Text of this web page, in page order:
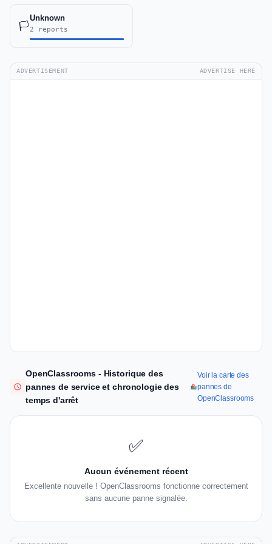
🏳️
Unknown
2 reports
ADVERTISEMENT ADVERTISE HERE
OpenClassrooms - Historique des
pannes de service et chronologie des
temps d'arrêt
Voir la carte des
pannes de
OpenClassrooms
✅
Aucun événement récent
Excellente nouvelle ! OpenClassrooms fonctionne correctement
sans aucune panne signalée.